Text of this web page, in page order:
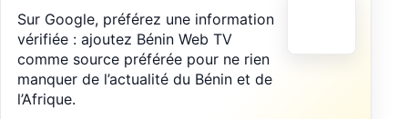
Sur Google, préférez une information
vérifiée : ajoutez Bénin Web TV
comme source préférée pour ne rien
manquer de l’actualité du Bénin et de
l’Afrique.